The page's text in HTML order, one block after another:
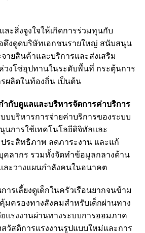
ะสิ่งจูงใจให้เกิดการร่วมทุนกับ
ดึงดูดบริษัทเอกชนรายใหญ่ สนับสนุน
ายสินค้าและบริการและส่งเสริม
วงโซ่อุปทานในระดับพื้นที่ กระตุ้นการ
ผลิตในท้องถิ่น เป็นต้น
กับดูแลและบริหารจัดการค่าบริการ
บบริหารการจ่ายค่าบริการของระบบ
การใช้เทคโนโลยีดิจิทัลและ
ระสิทธิภาพ ลดภาระงาน และแก้
ลากร รวมทั้งจัดทำข้อมูลกลางด้าน
ละวางแผนกำลังคนในอนาคต
รเลี้ยงดูเด็กในครัวเรือนยากจนข้าม
มครองทางสังคมสำหรับเด็กผ่านทาง
ยแรงงานผ่านทางระบบการออมภาค
วัสดิการแรงงานรูปแบบใหม่และการ